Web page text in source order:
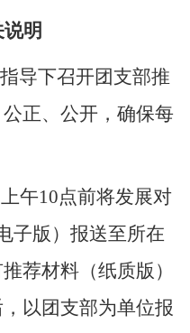
明
导下召开团支部推
正、公开，确保每
午10点前将发展对
子版）报送至所在
荐材料（纸质版）
以团支部为单位报